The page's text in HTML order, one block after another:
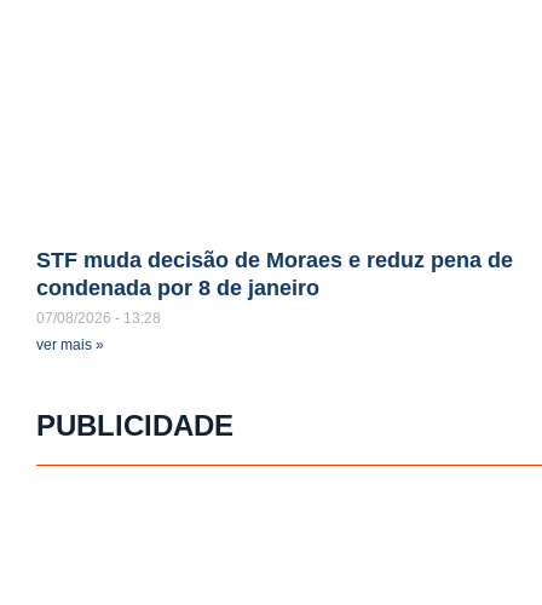
STF muda decisão de Moraes e reduz pena de
condenada por 8 de janeiro
07/08/2026
13:28
ver mais »
PUBLICIDADE